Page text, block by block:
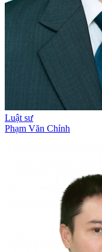
Luật sư
Phạm Văn Chỉnh